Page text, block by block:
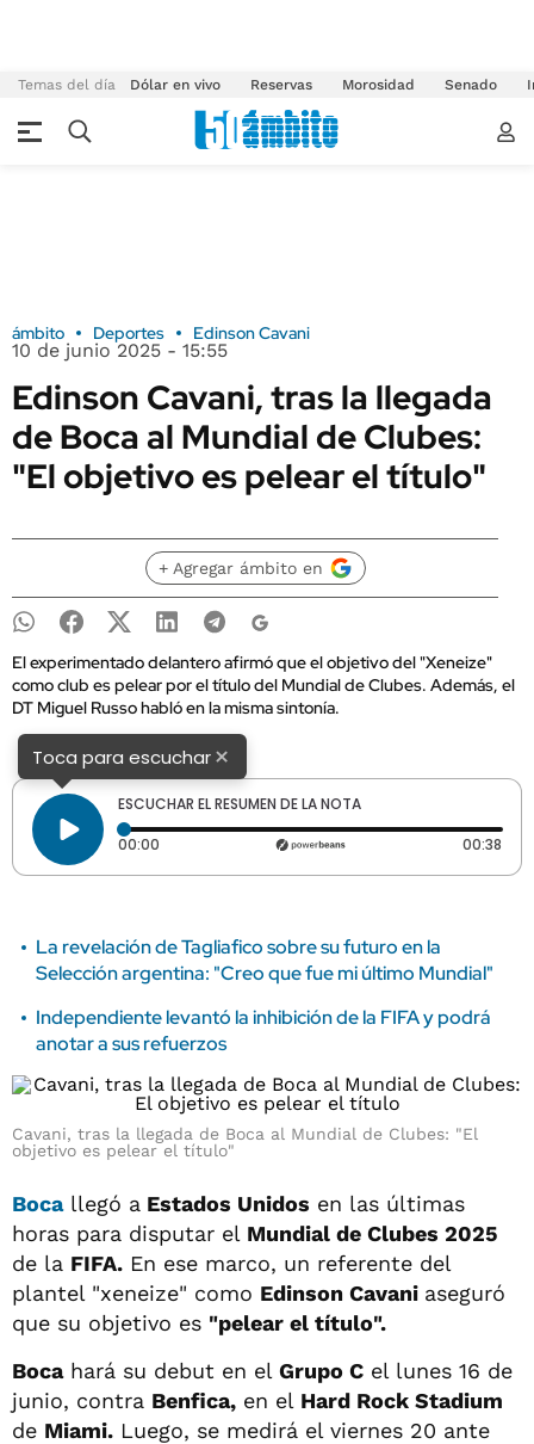
Temas del día Dólar en vivo Reservas Morosidad Senado
ámbito Deportes Edinson Cavani
10 de junio 2025 - 15:55
Edinson Cavani, tras la llegada
de Boca al Mundial de Clubes:
"El objetivo es pelear el título"
+ Agregar ámbito en
El experimentado delantero afirmó que el objetivo del "Xeneize"
como club es pelear por el título del Mundial de Clubes. Además, el
DT Miguel Russo habló en la misma sintonía.
Toca para escuchar×
ESCUCHAR EL RESUMEN DE LA NOTA
00:00 Tiempo transcurrido: 0 segundos 00:38
La revelación de Tagliafico sobre su futuro en la
Selección argentina: "Creo que fue mi último Mundial"
Independiente levantó la inhibición de la FIFA y podrá
anotar a sus refuerzos
Cavani, tras la llegada de Boca al Mundial de Clubes: "El
objetivo es pelear el título"
Bocallegó a Estados Unidos en las últimas
horas para disputar el Mundial de Clubes 2025
de la FIFA. En ese marco, un referente del
plantel "xeneize" como Edinson Cavani aseguró
que su objetivo es "pelear el título".
Bocahará su debut en el Grupo C el lunes 16 de
junio, contra Benfica, en el Hard Rock Stadium
de Miami. Luego, se medirá el viernes 20 ante